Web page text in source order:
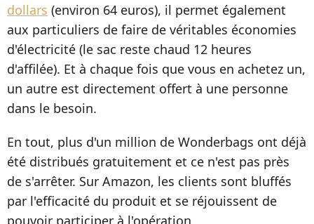
dollars (environ 64 euros), il permet également
aux particuliers de faire de véritables économies
d'électricité (le sac reste chaud 12 heures
d'affilée). Et à chaque fois que vous en achetez un,
un autre est directement offert à une personne
dans le besoin.
En tout, plus d'un million de Wonderbags ont déjà
été distribués gratuitement et ce n'est pas près
de s'arrêter. Sur Amazon, les clients sont bluffés
par l'efficacité du produit et se réjouissent de
pouvoir participer à l'opération.